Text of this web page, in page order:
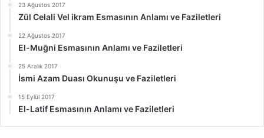
23 Ağustos 2017
Zül Celali Vel ikram Esmasının Anlamı ve Faziletleri
22 Ağustos 2017
El-Muğni Esmasının Anlamı ve Faziletleri
25 Aralık 2017
İsmi Azam Duası Okunuşu ve Faziletleri
15 Eylül 2017
El-Latif Esmasının Anlamı ve Faziletleri